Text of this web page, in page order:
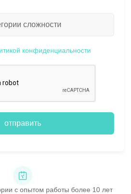
с опытом работы более 10 лет
конфиденциальности
отправить